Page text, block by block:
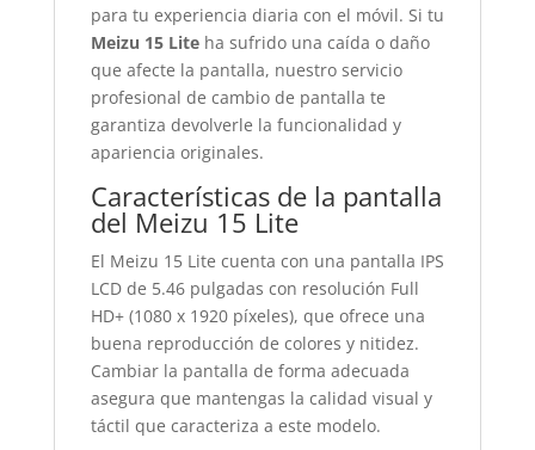
para tu experiencia diaria con el móvil. Si tu
Meizu 15 Liteha sufrido una caída o daño
que afecte la pantalla, nuestro servicio
profesional de cambio de pantalla te
garantiza devolverle la funcionalidad y
apariencia originales.
Características de la pantalla
del Meizu 15 Lite
El Meizu 15 Lite cuenta con una pantalla IPS
LCD de 5.46 pulgadas con resolución Full
HD+ (1080 x 1920 píxeles), que ofrece una
buena reproducción de colores y nitidez.
Cambiar la pantalla de forma adecuada
asegura que mantengas la calidad visual y
táctil que caracteriza a este modelo.